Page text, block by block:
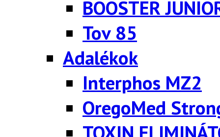
BOOSTER
Tov 85
Adalékok
Interphos MZ2
OregoMed